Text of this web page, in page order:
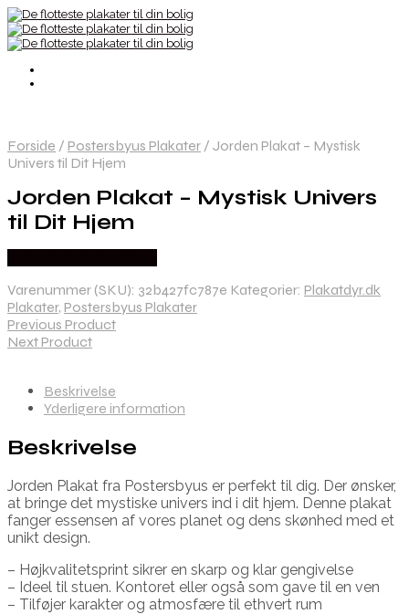
Forside / Postersbyus Plakater / Jorden Plakat – Mystisk
Univers til Dit Hjem
Jorden Plakat – Mystisk Univers
til Dit Hjem
Varenummer (SKU): 32b427fc787e Kategorier: Plakatdyr.dk
Plakater, Postersbyus Plakater
Previous Product
Next Product
Beskrivelse
Yderligere information
Beskrivelse
Jorden Plakat fra Postersbyus er perfekt til dig. Der ønsker,
at bringe det mystiske univers ind i dit hjem. Denne plakat
fanger essensen af vores planet og dens skønhed med et
unikt design.
– Højkvalitetsprint sikrer en skarp og klar gengivelse
– Ideel til stuen. Kontoret eller også som gave til en ven
– Tilføjer karakter og atmosfære til ethvert rum